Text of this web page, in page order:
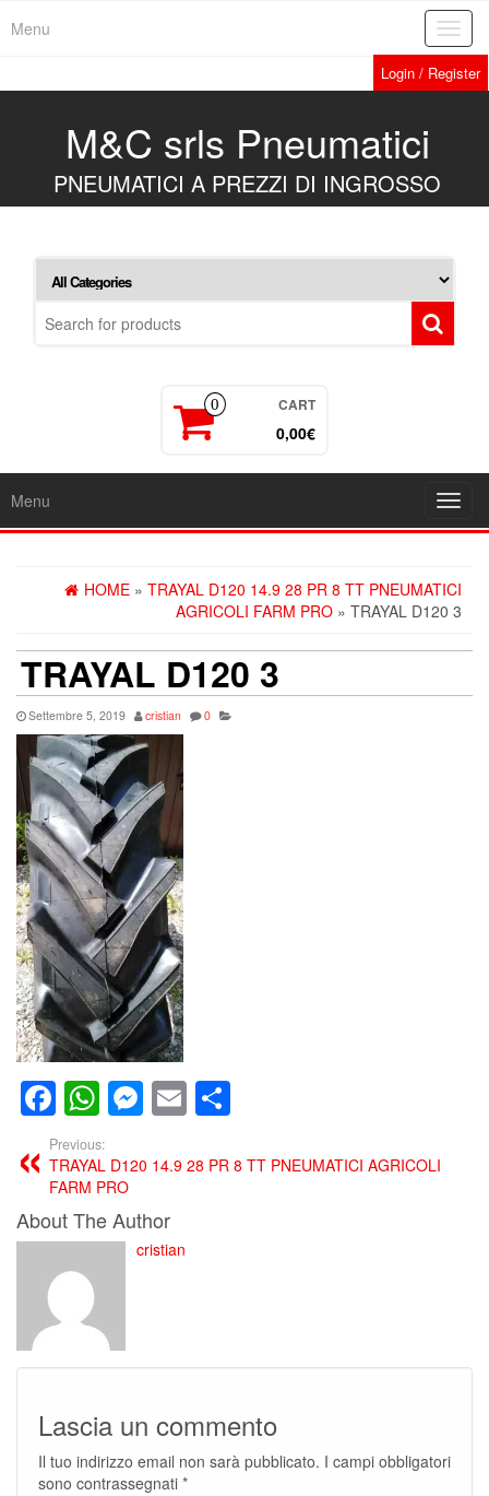
Menu
Login / Register
M&C srls Pneumatici
PNEUMATICI A PREZZI DI INGROSSO
0 CART
0,00€
Menu
HOME » TRAYAL D120 14.9 28 PR 8 TT PNEUMATICI
AGRICOLI FARM PRO » TRAYAL D120 3
TRAYAL D120 3
Settembre 5, 2019 cristian 0
Facebook
WhatsApp
Messenger
Email
Previous:
TRAYAL D120 14.9 28 PR 8 TT PNEUMATICI AGRICOLI
FARM PRO
About The Author
cristian
Lascia un commento
Il tuo indirizzo email non sarà pubblicato. I campi obbligatori
sono contrassegnati *